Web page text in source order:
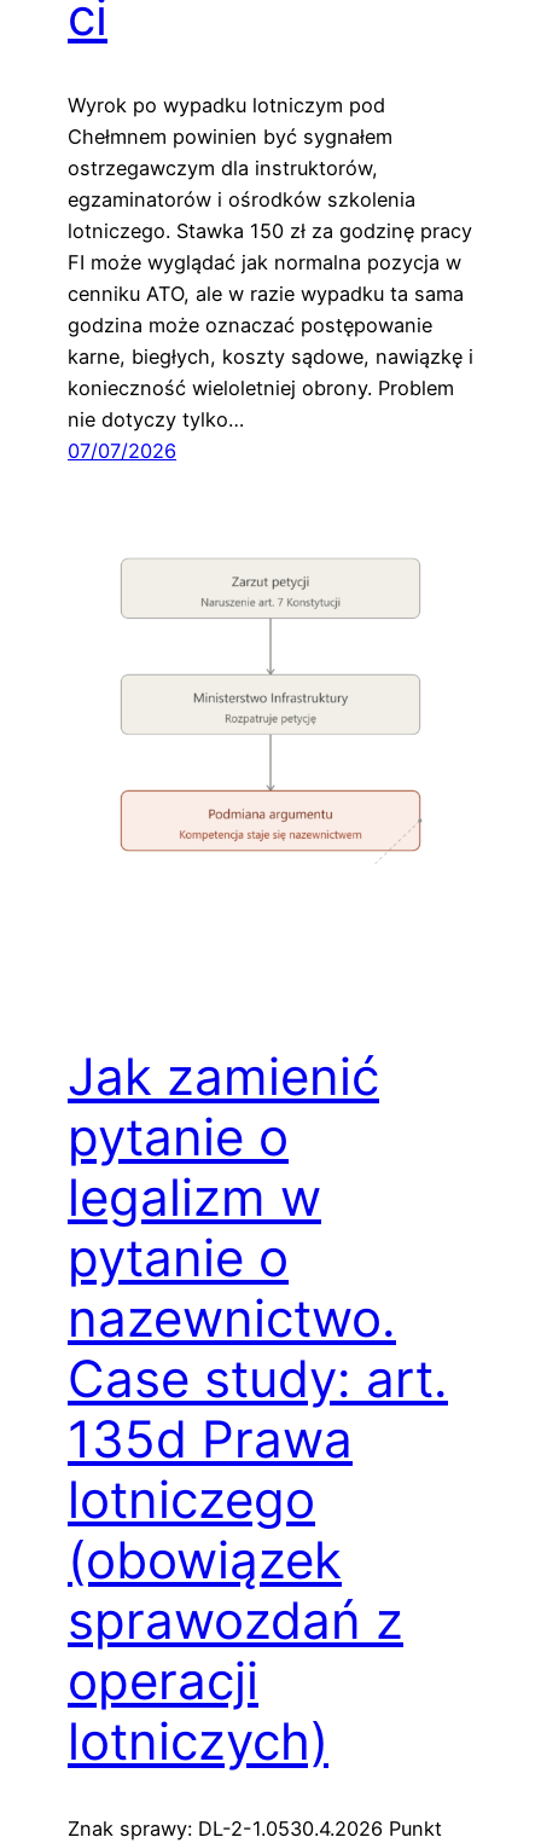
ci
Wyrok po wypadku lotniczym pod
Chełmnem powinien być sygnałem
ostrzegawczym dla instruktorów,
egzaminatorów i ośrodków szkolenia
lotniczego. Stawka 150 zł za godzinę pracy
FI może wyglądać jak normalna pozycja w
cenniku ATO, ale w razie wypadku ta sama
godzina może oznaczać postępowanie
karne, biegłych, koszty sądowe, nawiązkę i
konieczność wieloletniej obrony. Problem
nie dotyczy tylko…
07/07/2026
Jak zamienić
pytanie o
legalizm w
pytanie o
nazewnictwo.
Case study: art.
135d Prawa
lotniczego
(obowiązek
sprawozdań z
operacji
lotniczych)
Znak sprawy: DL-2-1.0530.4.2026 Punkt